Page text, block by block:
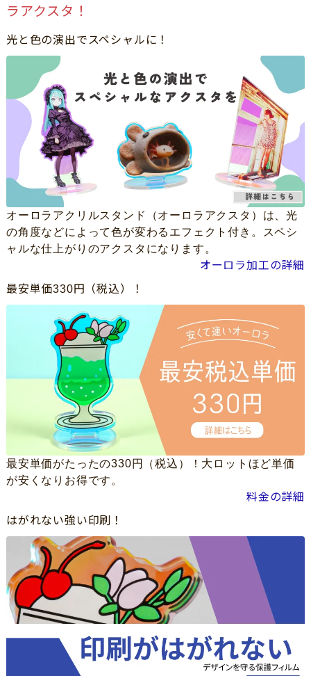
ラアクスタ！
光と色の演出でスペシャルに！
オーロラアクリルスタンド（オーロラアクスタ）は、光
の角度などによって色が変わるエフェクト付き。スペシ
ャルな仕上がりのアクスタになります。
オーロラ加工の詳細
最安単価330円（税込）！
最安単価がたったの330円（税込）！大ロットほど単価
が安くなりお得です。
料金の詳細
はがれない強い印刷！